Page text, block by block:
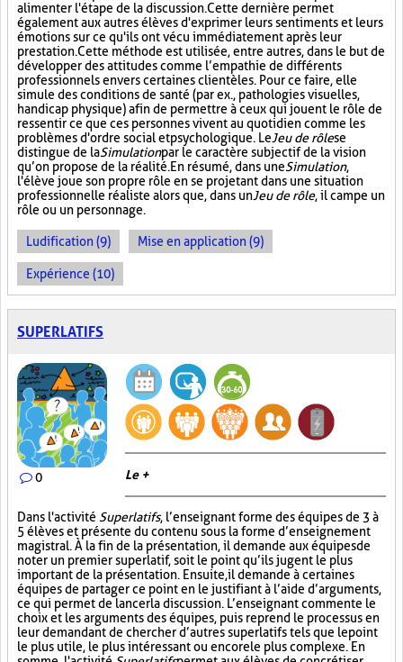
alimenter l'étape de la discussion. Cette dernière permet
également aux autres élèves d'exprimer leurs sentiments et leurs
émotions sur ce qu'ils ont vécu immédiatement après leur
prestation. Cette méthode est utilisée, entre autres, dans le but de
développer des attitudes comme l’empathie de différents
professionnels envers certaines clientèles. Pour ce faire, elle
simule des conditions de santé (par ex., pathologies visuelles,
handicap physique) afin de permettre à ceux qui jouent le rôle de
ressentir ce que ces personnes vivent au quotidien comme les
problèmes d'ordre social et psychologique. LeJeu de rôlese
distingue de laSimulationpar le caractère subjectif de la vision
qu’on propose de la réalité. En résumé, dans uneSimulation,
l'élève joue son propre rôle en se projetant dans une situation
professionnelle réaliste alors que, dans unJeu de rôle, il campe un
rôle ou un personnage.
Ludification (9) Mise en application (9)
Expérience (10)
SUPERLATIFS
0 Le +
Dans l'activité Superlatifs, l’enseignant forme des équipes de 3 à
5 élèves et présente du contenu sous la forme d’enseignement
magistral. À la fin de la présentation, il demande aux équipes de
noter un premier superlatif, soit le point qu’ils jugent le plus
important de la présentation. Ensuite, il demande à certaines
équipes de partager ce point en le justifiant à l’aide d’arguments,
ce qui permet de lancer la discussion. L’enseignant commente le
choix et les arguments des équipes, puis reprend le processus en
leur demandant de chercher d’autres superlatifs tels que le point
le plus utile, le plus intéressant ou encore le plus complexe. En